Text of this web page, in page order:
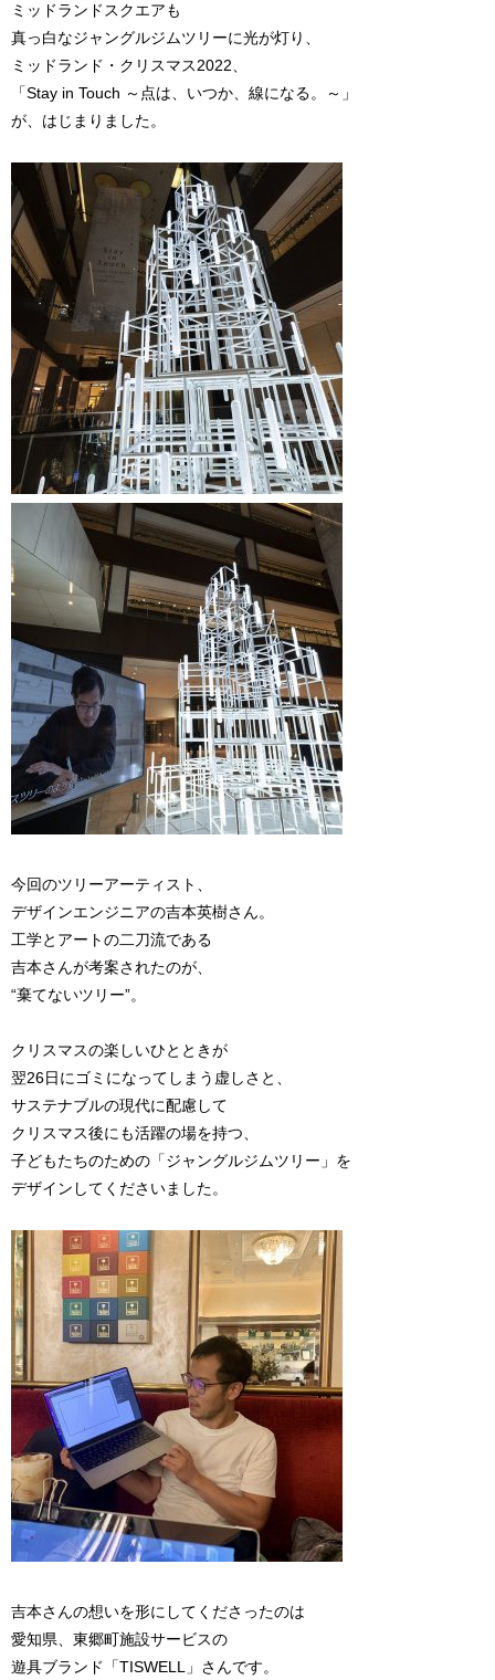
ミッドランドスクエアも
真っ白なジャングルジムツリーに光が灯り、
ミッドランド・クリスマス2022、
「Stay in Touch ～点は、いつか、線になる。～」
が、はじまりました。
今回のツリーアーティスト、
デザインエンジニアの吉本英樹さん。
工学とアートの二刀流である
吉本さんが考案されたのが、
“棄てないツリー”。
クリスマスの楽しいひとときが
翌26日にゴミになってしまう虚しさと、
サステナブルの現代に配慮して
クリスマス後にも活躍の場を持つ、
子どもたちのための「ジャングルジムツリー」を
デザインしてくださいました。
吉本さんの想いを形にしてくださったのは
愛知県、東郷町施設サービスの
遊具ブランド「TISWELL」さんです。